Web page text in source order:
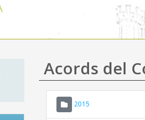
Acords del
2015